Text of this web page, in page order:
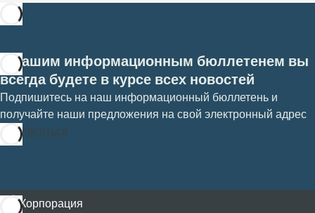
С нашим информационным бюллетенем вы
всегда будете в курсе всех новостей
Подпишитесь на наш информационный бюллетень и
получайте наши предложения на свой электронный адрес
Подписаться
Корпорация